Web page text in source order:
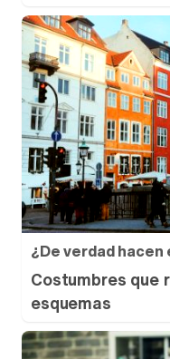
¿De verdad hacen
Costumbres que
esquemas